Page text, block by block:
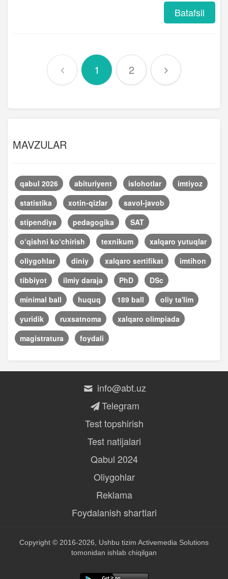
Batafsil
1 2
MAVZULAR
qabul 2026 abituriyent islohotlar
imtiyoz
statistika
xotin-qizlar
savol-javob
stipendiya
pedagogika
SAT
o‘qishni ko‘chirish
texnikum
xalqaro yutuqlar
oliygohlar
diniy xalqaro sertifikat
imtihon
tibbiyot
ilmiy daraja PhD
DSc
minimal ball
huquq 189 ball
oliy ta'lim
yuridik
ruxsatnoma
xalqaro olimpiada
magistratura
foydali
info@abt.uz
Telegram
Test topshirish
Test natijalari
Qabul 2024
Oliygohlar
Reklama
Foydalanish shartlari
Copyright © 2016-2026, Ushbu tizim Activemedia Solutions
tomonidan ishlab chiqilgan